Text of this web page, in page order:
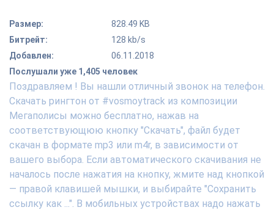
Размер:
828.49 KB
Битрейт:
128 kb/s
Добавлен:
06.11.2018
Послушали уже 1,405 человек
Поздравляем ! Вы нашли отличный звонок на телефон.
Скачать рингтон от #vosmoytrack из композиции
Мегаполисы можно бесплатно, нажав на
соответствующюю кнопку "Скачать", файл будет
скачан в формате mp3 или m4r, в зависимости от
вашего выбора. Если автоматического скачивания не
началось после нажатия на кнопку, жмите над кнопкой
— правой клавишей мышки, и выбирайте "Сохранить
ссылку как ...". В мобильных устройствах надо нажать